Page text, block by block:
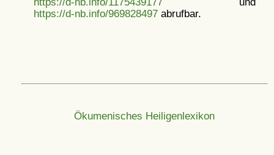
https://d-nb.info/969828497abrufbar.
Ökumenisches Heiligenlexikon